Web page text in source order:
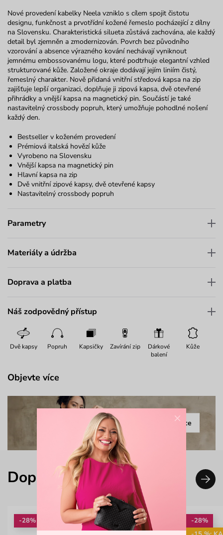
Nové provedení kabelky Neela vzniklo s cílem spojit čistotu
designu, funkčnost a prvotřídní kožené řemeslo pocházející z dílny
na Slovensku. Charakteristická silueta zůstává zachována, ale každý
detail byl zjemněn a zmodernizován. Povrch bez původního
vzorování a absence výrazného kování nechávají vyniknout
jemnému embossovanému logu, které podtrhuje elegantní vzhled
strukturované kůže. Založené okraje dodávají jejím liniím čistý,
řemeslný charakter. Nově přidaná vnitřní středová kapsa na zip
zajišťuje lepší organizaci, doplňuje ji zipová kapsa, dvě otevřené
přihrádky a vnější kapsa na magnetický pin. Součástí je také
nastavitelný crossbody popruh, který umožňuje pohodlné nošení
každý den.
Bestseller v koženém provedení
Prémiová italská hovězí kůže
Vyrobeno na Slovensku
Vnější kapsa na magnetický pin
Hlavní kapsa na zip
Dvě vnitřní zipové kapsy, dvě otevřené kapsy
Nastavitelný crossbody popruh
Parametry
Materiály a údržba
Doprava a platba
Náš zodpovědný přístup
Dvě kapsy Popruh Kapsičky Zavírání zip
Dárkové
balení
Kůže
Objevte více
Celá kolekce
Doplň svůj look
-28%
-28%
×